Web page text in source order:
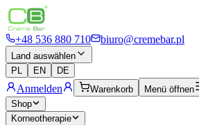
+48 536 880 710 biuro@cremebar.pl
Land auswählen
PL
EN DE
Anmelden Warenkorb
Menü öffnen
Shop
Korneotherapie